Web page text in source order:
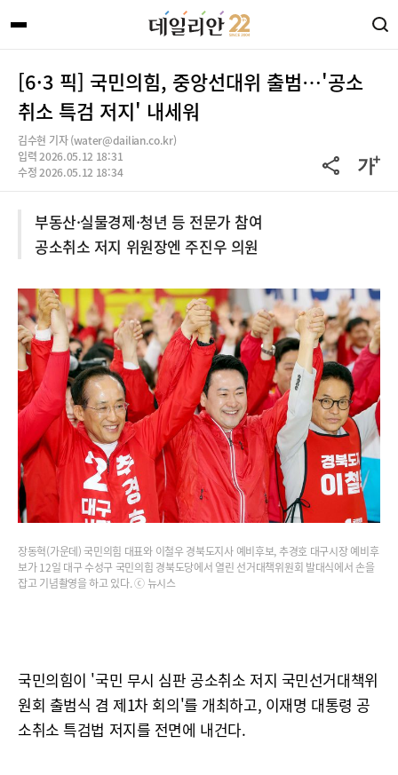
[6·3 픽] 국민의힘, 중앙선대위 출범…'공소
취소 특검 저지' 내세워
김수현 기자 (water@dailian.co.kr)
입력 2026.05.12 18:31
수정 2026.05.12 18:34
부동산·실물경제·청년 등 전문가 참여
공소취소 저지 위원장엔 주진우 의원
장동혁(가운데) 국민의힘 대표와 이철우 경북도지사 예비후보, 추경호 대구시장 예비후
보가 12일 대구 수성구 국민의힘 경북도당에서 열린 선거대책위원회 발대식에서 손을
잡고 기념촬영을 하고 있다. ⓒ 뉴시스
국민의힘이 '국민 무시 심판 공소취소 저지 국민선거대책위
원회 출범식 겸 제1차 회의'를 개최하고, 이재명 대통령 공
소취소 특검법 저지를 전면에 내건다.